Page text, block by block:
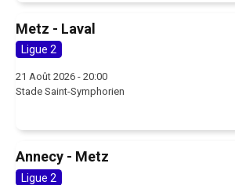
Metz - Laval
Ligue 2
21 Août 2026 - 20:00
Stade Saint-Symphorien
Annecy - Metz
Ligue 2